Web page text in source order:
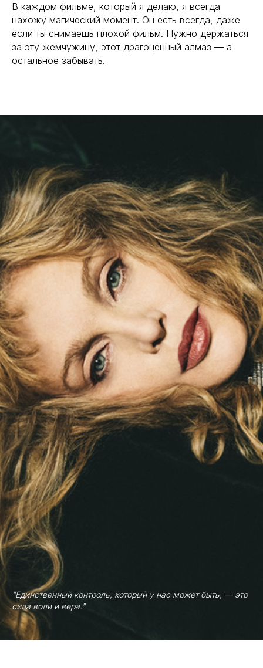
В каждом фильме, который я делаю, я всегда
нахожу магический момент. Он есть всегда, даже
если ты снимаешь плохой фильм. Нужно держаться
за эту жемчужину, этот драгоценный алмаз — а
остальное забывать.
"Единственный контроль, который у нас может быть, — это
сила воли и вера."